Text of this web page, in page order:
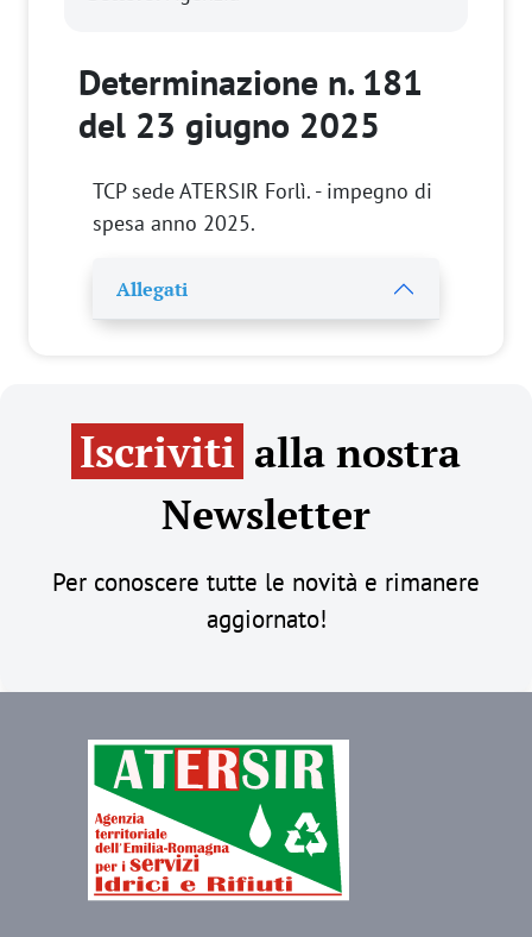
Determinazione n. 181
del 23 giugno 2025
TCP sede ATERSIR Forlì. - impegno di
spesa anno 2025.
Allegati
Iscriviti alla nostra
Newsletter
Per conoscere tutte le novità e rimanere
aggiornato!
Immagine